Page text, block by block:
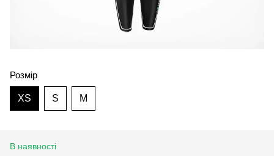
Розмір
XS S M
В наявності